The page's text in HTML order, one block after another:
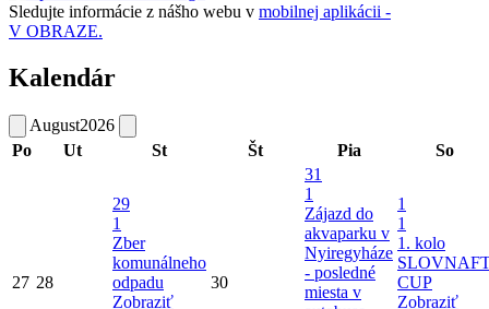
Sledujte informácie z nášho webu v mobilnej aplikácii -
V OBRAZE.
Kalendár
August2026
Po
Ut St Št Pia So
27 28
29
1
Zber
komunálneho
odpadu
Zobraziť
30
31
1
Zájazd do
akvaparku v
Nyiregyháze
- posledné
miesta v
1
1
1. kolo
CUP
Zobraziť